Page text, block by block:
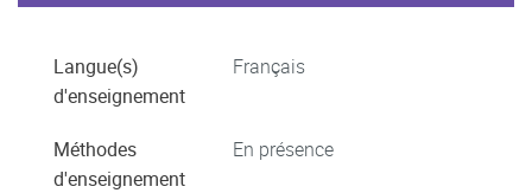
Langue(s)
d'enseignement
Français
Méthodes
d'enseignement
En présence